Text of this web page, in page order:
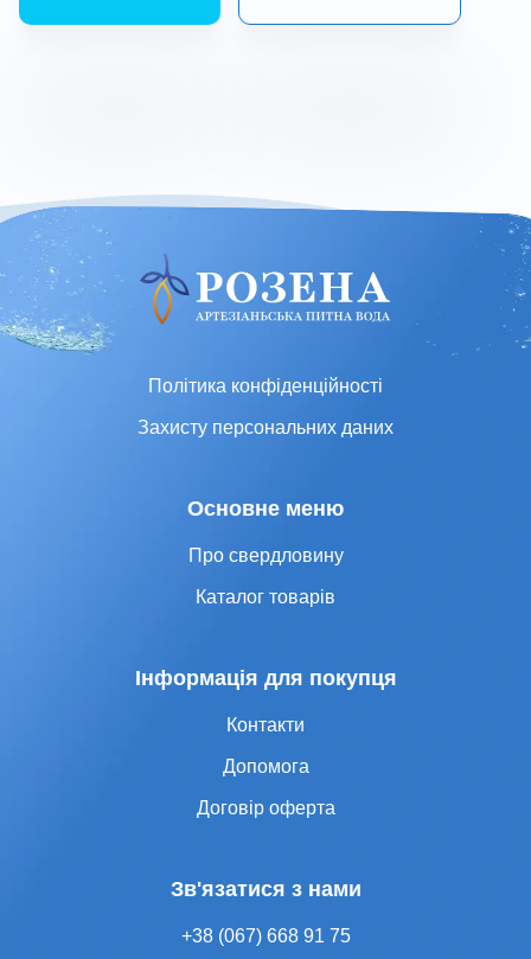
Політика конфіденційності
Захисту персональних даних
Основне меню
Про свердловину
Каталог товарів
Інформація для покупця
Контакти
Допомога
Договір оферта
Зв'язатися з нами
+38 (067) 668 91 75